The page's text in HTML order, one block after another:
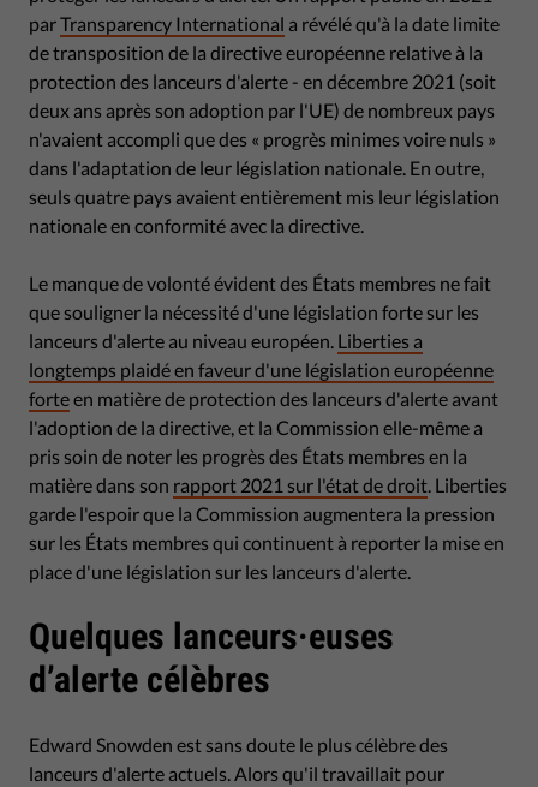
parTransparency International a révélé qu'à la date limite
de transposition de la directive européenne relative à la
protection des lanceurs d'alerte - en décembre 2021 (soit
deux ans après son adoption par l'UE) de nombreux pays
n'avaient accompli que des « progrès minimes voire nuls »
dans l'adaptation de leur législation nationale. En outre,
seuls quatre pays avaient entièrement mis leur législation
nationale en conformité avec la directive.
Le manque de volonté évident des États membres ne fait
que souligner la nécessité d'une législation forte sur les
lanceurs d'alerte au niveau européen. Liberties a
longtemps plaidé en faveur d'une législation européenne
forteen matière de protection des lanceurs d'alerte avant
l'adoption de la directive, et la Commission elle-même a
pris soin de noter les progrès des États membres en la
matière dans son rapport 2021 sur l'état de droit. Liberties
garde l'espoir que la Commission augmentera la pression
sur les États membres qui continuent à reporter la mise en
place d'une législation sur les lanceurs d'alerte.
Quelques lanceurs·euses
d’alerte célèbres
Edward Snowden est sans doute le plus célèbre des
lanceurs d'alerte actuels. Alors qu'il travaillait pour